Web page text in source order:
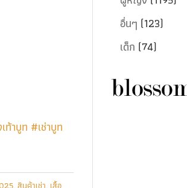
ท้าบูท #เช่าบูท
อื่นๆ (123)
เด็ก (74)